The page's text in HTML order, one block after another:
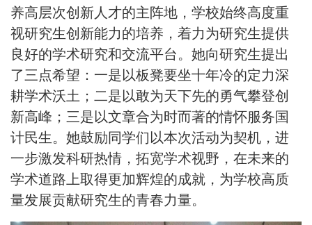
养高层次创新人才的主阵地，学校始终高度重
视研究生创新能力的培养，着力为研究生提供
良好的学术研究和交流平台。她向研究生提出
了三点希望：一是以板凳要坐十年冷的定力深
耕学术沃土；二是以敢为天下先的勇气攀登创
新高峰；三是以文章合为时而著的情怀服务国
计民生。她鼓励同学们以本次活动为契机，进
一步激发科研热情，拓宽学术视野，在未来的
学术道路上取得更加辉煌的成就，为学校高质
量发展贡献研究生的青春力量。